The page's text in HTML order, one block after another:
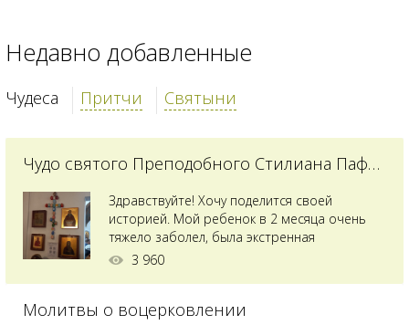
Недавно добавленные
Чудеса Притчи Святыни
Чудо святого Преподобного Стилиана Пафлагонского
Здравствуйте! Хочу поделится своей
историей. Мой ребенок в 2 месяца очень
тяжело заболел, была экстренная
сложнейшая операция, состояние после
святого Владимира я увидела незнакомую
3 960
Молитвы о воцерковлении